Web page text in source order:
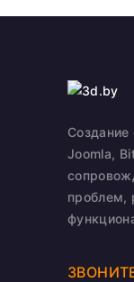
Создание
Joomla,
проблем,